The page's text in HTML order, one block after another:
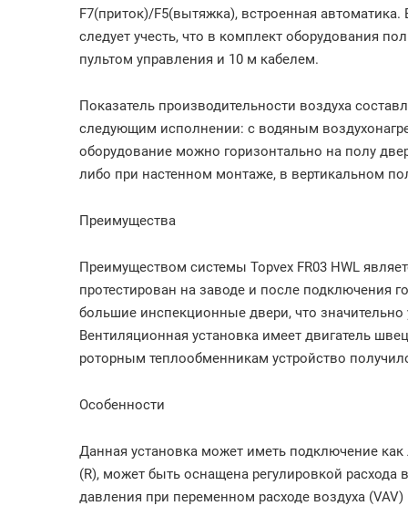
F7(приток)/F5(вытяжка), встроенная автоматика.
следует учесть, что в комплект оборудования
пультом управления и 10 м кабелем.
Показатель производительности воздуха
следующим исполнении: с водяным
оборудование можно горизонтально на полу
либо при настенном монтаже, в вертикальном
Преимущества
Преимуществом системы Topvex FR03 HWL
протестирован на заводе и после подключения
большие инспекционные двери, что
Вентиляционная установка имеет двигатель
роторным теплообменникам устройство
Особенности
Данная установка может иметь подключение
(R), может быть оснащена регулировкой расхода
давления при переменном расходе воздуха